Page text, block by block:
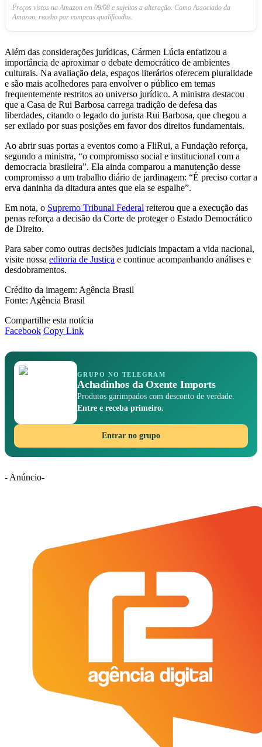
Preços vistos na Amazon em 09/08 e sujeitos a alteração. Como Associado da
Amazon, recebo por compras qualificadas.
Além das considerações jurídicas, Cármen Lúcia enfatizou a
importância de aproximar o debate democrático de ambientes
culturais. Na avaliação dela, espaços literários oferecem pluralidade
e são mais acolhedores para envolver o público em temas
frequentemente restritos ao universo jurídico. A ministra destacou
que a Casa de Rui Barbosa carrega tradição de defesa das
liberdades, citando o legado do jurista Rui Barbosa, que chegou a
ser exilado por suas posições em favor dos direitos fundamentais.
Ao abrir suas portas a eventos como a FliRui, a Fundação reforça,
segundo a ministra, “o compromisso social e institucional com a
democracia brasileira”. Ela ainda comparou a manutenção desse
compromisso a um trabalho diário de jardinagem: “É preciso cortar a
erva daninha da ditadura antes que ela se espalhe”.
Em nota, o Supremo Tribunal Federal reiterou que a execução das
penas reforça a decisão da Corte de proteger o Estado Democrático
de Direito.
Para saber como outras decisões judiciais impactam a vida nacional,
visite nossa editoria de Justiça e continue acompanhando análises e
desdobramentos.
Crédito da imagem: Agência Brasil
Fonte: Agência Brasil
Compartilhe esta notícia
Facebook Copy Link
GRUPO NO TELEGRAM
Achadinhos da Oxente Imports
Produtos garimpados com desconto de verdade.
Entre e receba primeiro.
Entrar no grupo
- Anúncio-